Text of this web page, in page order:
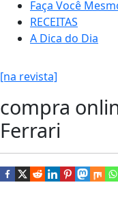
Faça Você
RECEITAS
A Dica do Dia
[na revista]
compra
Ferrari